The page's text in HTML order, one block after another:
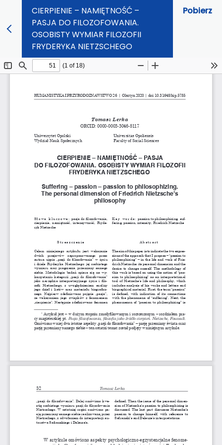
CIERPIENIE – NAMIĘTNOŚĆ –
PASJA DO FILOZOFOWANIA.
OSOBISTY WYMIAR FILOZOFII
FRYDERYKA NIETZSCHEGO
Pobierz